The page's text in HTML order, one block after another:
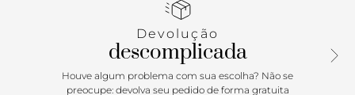
superior da capa frontal. Com aplicação de etiqueta
exclusiva Anacapri.
Porque Apostar:Bem moderninha, a bolsa tiracolo Anacapri
com os rebites metálicos na capa dão um toque mais
Devolução
descomplicada
Houve algum problema com sua escolha? Não se
preocupe: devolva seu pedido de forma gratuita